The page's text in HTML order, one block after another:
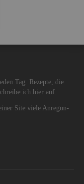
Tag. Re­zep­te, die
ich hier auf.
Site viele An­re­gun­